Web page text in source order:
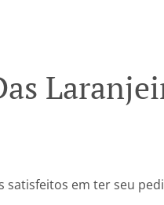
satisfeitos em ter seu